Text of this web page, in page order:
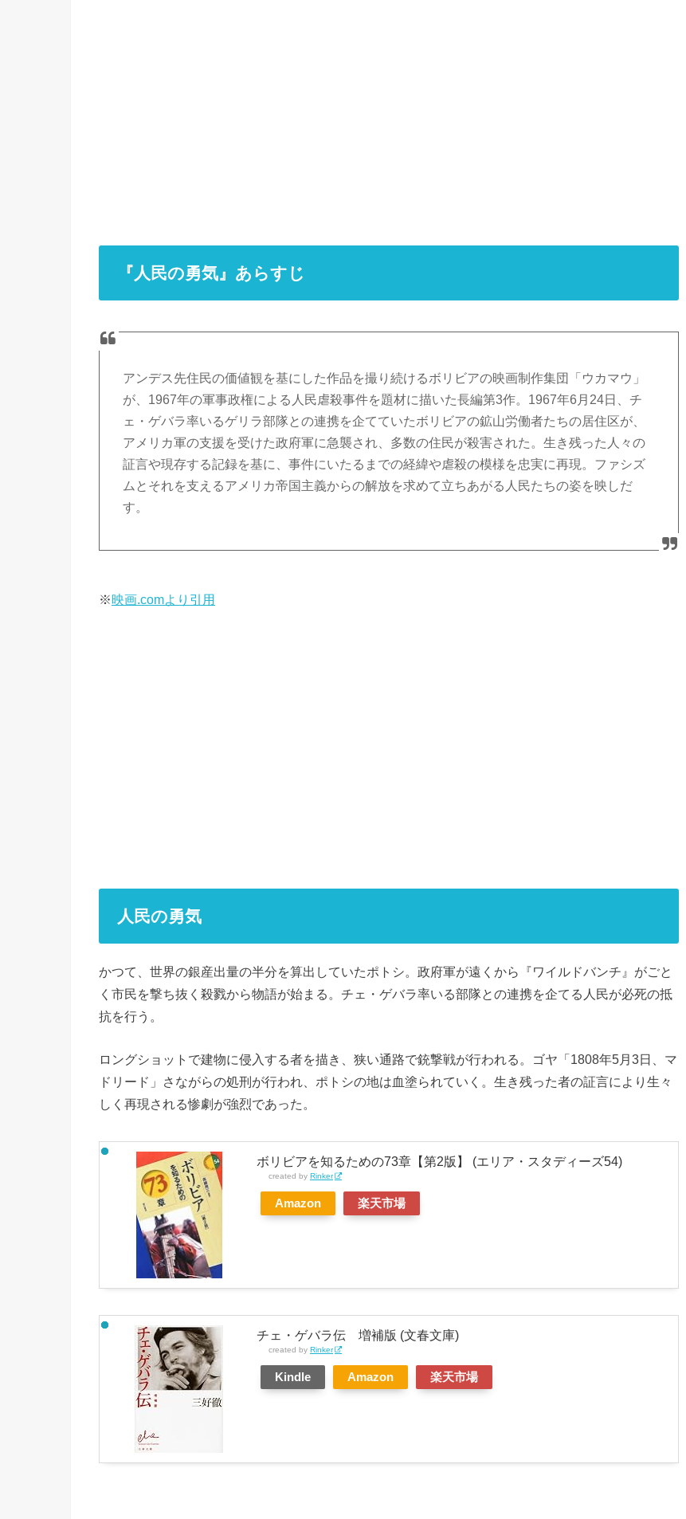
『人民の勇気』あらすじ
アンデス先住民の価値観を基にした作品を撮り続けるボリビアの映画制作集団「ウカマウ」
が、1967年の軍事政権による人民虐殺事件を題材に描いた長編第3作。1967年6月24日、チ
ェ・ゲバラ率いるゲリラ部隊との連携を企てていたボリビアの鉱山労働者たちの居住区が、
アメリカ軍の支援を受けた政府軍に急襲され、多数の住民が殺害された。生き残った人々の
証言や現存する記録を基に、事件にいたるまでの経緯や虐殺の模様を忠実に再現。ファシズ
ムとそれを支えるアメリカ帝国主義からの解放を求めて立ちあがる人民たちの姿を映しだ
す。
※映画.comより引用
人民の勇気
かつて、世界の銀産出量の半分を算出していたポトシ。政府軍が遠くから『ワイルドバンチ』がごと
く市民を撃ち抜く殺戮から物語が始まる。チェ・ゲバラ率いる部隊との連携を企てる人民が必死の抵
抗を行う。
ロングショットで建物に侵入する者を描き、狭い通路で銃撃戦が行われる。ゴヤ「1808年5月3日、マ
ドリード」さながらの処刑が行われ、ポトシの地は血塗られていく。生き残った者の証言により生々
しく再現される惨劇が強烈であった。
ボリビアを知るための73章【第2版】 (エリア・スタディーズ54)
created by Rinker
Amazon 楽天市場
チェ・ゲバラ伝 増補版 (文春文庫)
created by Rinker
Kindle Amazon 楽天市場